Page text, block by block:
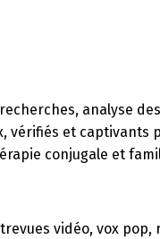
analyse
et captivants
conjugale et
vidéo, vox